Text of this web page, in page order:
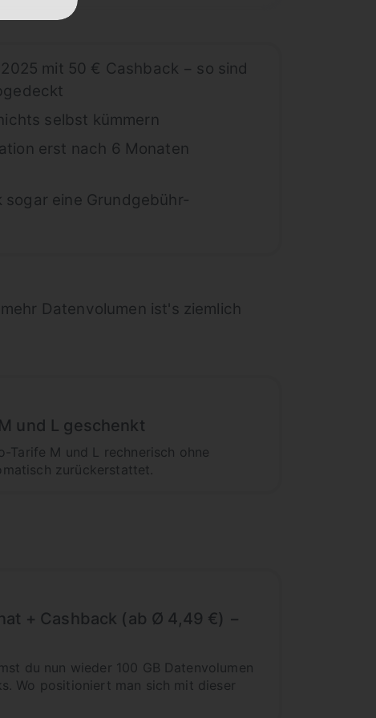
mit 50 € Cashback − so sind
selbst kümmern
erst nach 6 Monaten
eine Grundgebühr-
Datenvolumen ist's ziemlich
und L geschenkt
Tarife M und L rechnerisch ohne
zurückerstattet.
+ Cashback (ab Ø 4,49 €) −
du nun wieder 100 GB Datenvolumen
Wo positioniert man sich mit dieser